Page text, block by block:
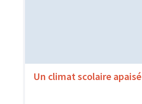
Un climat scolaire apaisé